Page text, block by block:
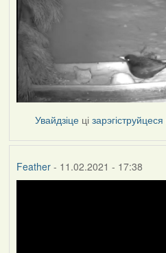
Увайдзіце цізарэгіструйцеся
Feather- 11.02.2021 - 17:38